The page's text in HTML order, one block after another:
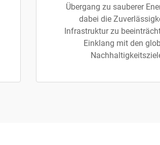
Übergang zu sauberer
dabei die
Infrastruktur zu
Einklang mit den